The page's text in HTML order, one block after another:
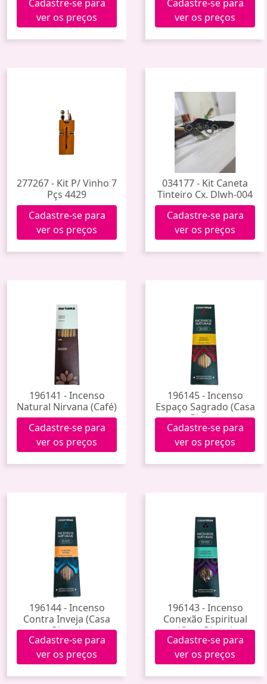
Cadastre-se para
ver os preços
Cadastre-se para
ver os preços
277267 - Kit P/ Vinho 7
Pçs 4429
Cadastre-se para
ver os preços
034177 - Kit Caneta
Tinteiro Cx. Dlwh-004
Cadastre-se para
ver os preços
196141 - Incenso
Natural Nirvana (Café)
Cadastre-se para
ver os preços
196145 - Incenso
Espaço Sagrado (Casa
Rittua)
Cadastre-se para
ver os preços
196144 - Incenso
Contra Inveja (Casa
Rittua)
Cadastre-se para
ver os preços
196143 - Incenso
Conexão Espiritual
(Casa Rittua)
Cadastre-se para
ver os preços